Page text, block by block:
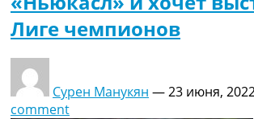
Лиге чемпионов
Сурен Манукян —23 июня,
comment